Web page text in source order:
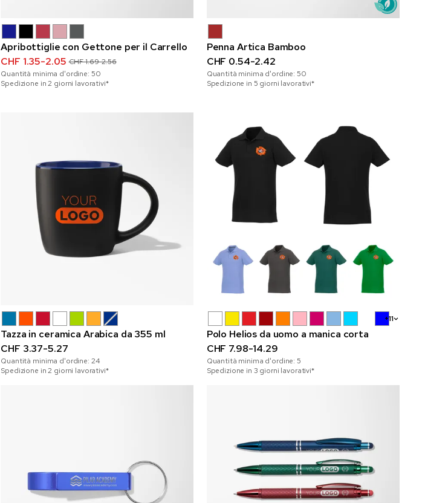
Apribottiglie con Gettone per il Carrello
CHF 1.35-2.05 CHF 1.69-2.56
Quantità minima d'ordine: 50
Spedizione in 2 giorni lavorativi*
Penna Artica Bamboo
CHF 0.54-2.42
Quantità minima d'ordine:50
Spedizione in 5 giorni lavorativi*
Tazza in ceramica Arabica da 355 ml
CHF 3.37-5.27
Quantità minima d'ordine: 24
Spedizione in 2 giorni lavorativi*
+11
Polo Helios da uomo a manica corta
CHF 7.98-14.29
Quantità minima d'ordine:5
Spedizione in 3 giorni lavorativi*